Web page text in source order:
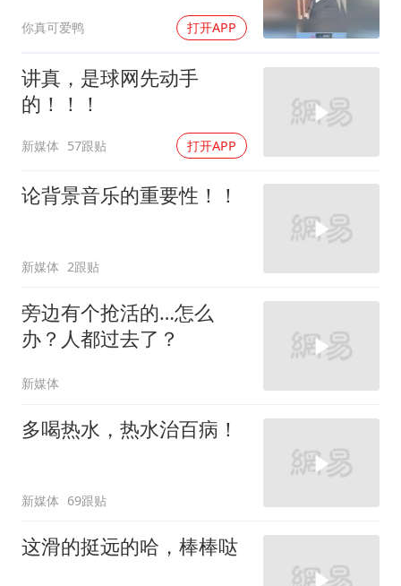
你真可爱鸭 打开APP
讲真，是球网先动手
的！！！
新媒体 57跟贴 打开APP
论背景音乐的重要性！！
新媒体 2跟贴
旁边有个抢活的…怎么
办？人都过去了？
新媒体
多喝热水，热水治百病！
新媒体 69跟贴
这滑的挺远的哈，棒棒哒